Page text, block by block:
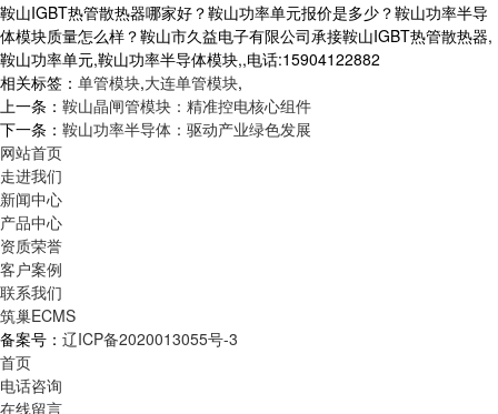
鞍山IGBT热管散热器哪家好？鞍山功率单元报价是多少？鞍山功率半导
体模块质量怎么样？鞍山市久益电子有限公司承接鞍山IGBT热管散热器,
鞍山功率单元,鞍山功率半导体模块,,电话:15904122882
相关标签： 单管模块,大连单管模块,
上一条： 鞍山晶闸管模块：精准控电核心组件
下一条： 鞍山功率半导体：驱动产业绿色发展​
网站首页
走进我们
新闻中心
产品中心
资质荣誉
客户案例
联系我们
筑巢ECMS
备案号： 辽ICP备2020013055号-3
首页
电话咨询
在线留言